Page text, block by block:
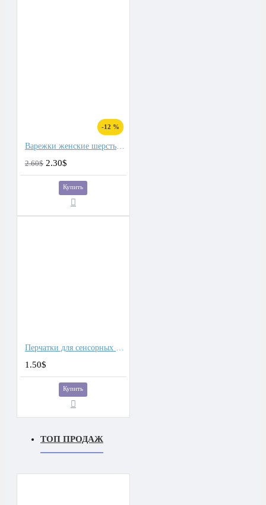
-12 %
Варежки женские шерсть, подкладка флис
2.60$ 2.30$
Купить
Перчатки для сенсорных экранов женские хлопок, подкладка флис
1.50$
Купить
ТОП ПРОДАЖ